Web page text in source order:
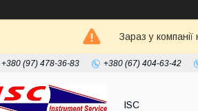
Зараз у
+380 (97) 478-36-83 +380 (67) 404-63-42
ISC